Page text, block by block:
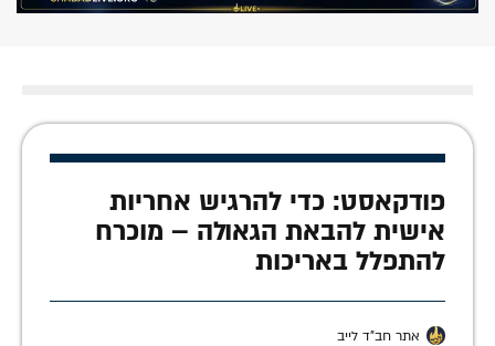
פודקאסט: כדי להרגיש אחריות
אישית להבאת הגאולה – מוכרח
להתפלל באריכות
אתר חב"ד לייב